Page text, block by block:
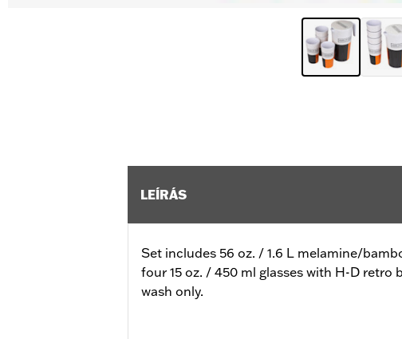
LEÍRÁS
Set includes 56 oz. / 1.6 L melamine/
four 15 oz. / 450 ml glasses with H-D retro
wash only.